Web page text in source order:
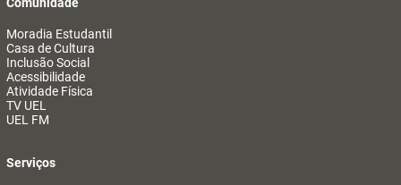
Moradia Estudantil
Casa de Cultura
Inclusão Social
Acessibilidade
Atividade Física
TV UEL
UEL FM
Serviços